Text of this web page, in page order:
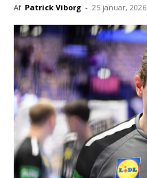
Af Patrick Viborg - 25 januar, 2026